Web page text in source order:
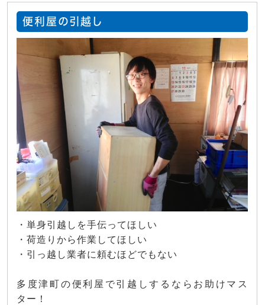
便利屋の引越し
・単身引越しを手伝ってほしい
・荷造りから作業してほしい
・引っ越し業者に頼むほどでもない
多度津町の便利屋で引越しするならお助けマス
ター！